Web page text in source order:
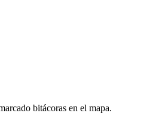
bitácoras en el mapa.